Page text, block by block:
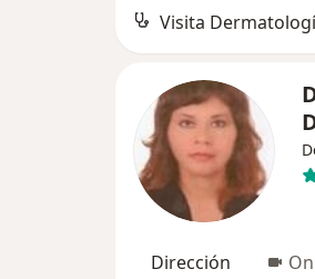
Visita
Dirección